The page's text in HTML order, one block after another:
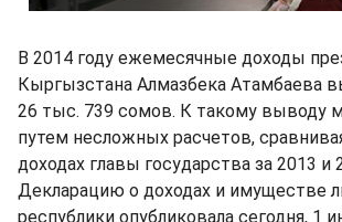
В 2014 году ежемесячные доходы
Кыргызстана Алмазбека Атамбаева
26 тыс. 739 сомов. К такому выводу
путем несложных расчетов,
доходах главы государства за 2013 и
Декларацию о доходах и имуществе
республики опубликовала сегодня, 1